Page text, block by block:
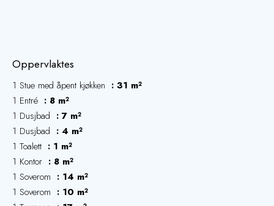
Oppervlaktes
1 Stue med åpent kjøkken
31 m²
1 Entré
8 m²
1 Dusjbad
7 m²
1 Dusjbad
4 m²
1 Toalett
1 m²
1 Kontor
8 m²
1 Soverom
14 m²
1 Soverom
10 m²